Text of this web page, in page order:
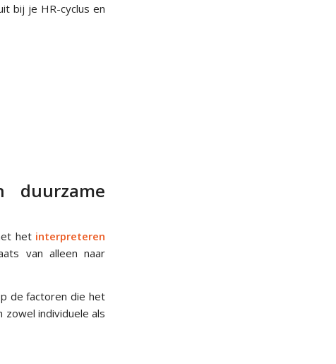
bij je HR-cyclus en
het interpreteren
van alleen naar
de factoren die het
individuele als